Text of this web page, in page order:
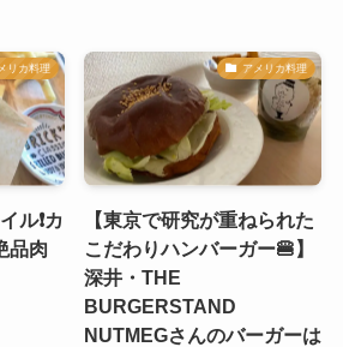
リカ料理
ル❗️カ
品肉
アメリカ料理
【東京で研究が重ねられた
こだわりハンバーガー🍔】
深井・THE
BURGERSTAND
NUTMEGさんのバーガーは